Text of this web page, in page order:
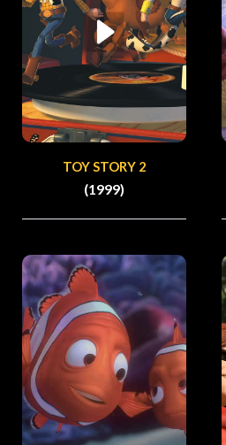
TOY STORY 2
(1999)